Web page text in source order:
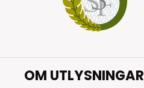
OM UTLYSNINGAR